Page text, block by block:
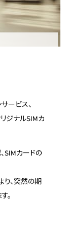
ービス、
ジナルSIMカ
SIMカードの
、突然の期
。